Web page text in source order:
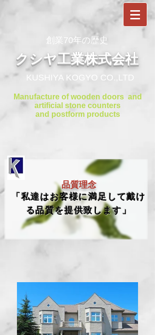
​創業70年の歴史
クシヤ工業株式会社
KUSHIYA KOGYO CO.,LTD
Manufacture of wooden doors and
artificial stone counters
and postform products
品質理念
「私達はお客様に満足して戴け
る品質を提供致します」